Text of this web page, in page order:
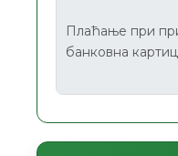
Плаћање при
банковна